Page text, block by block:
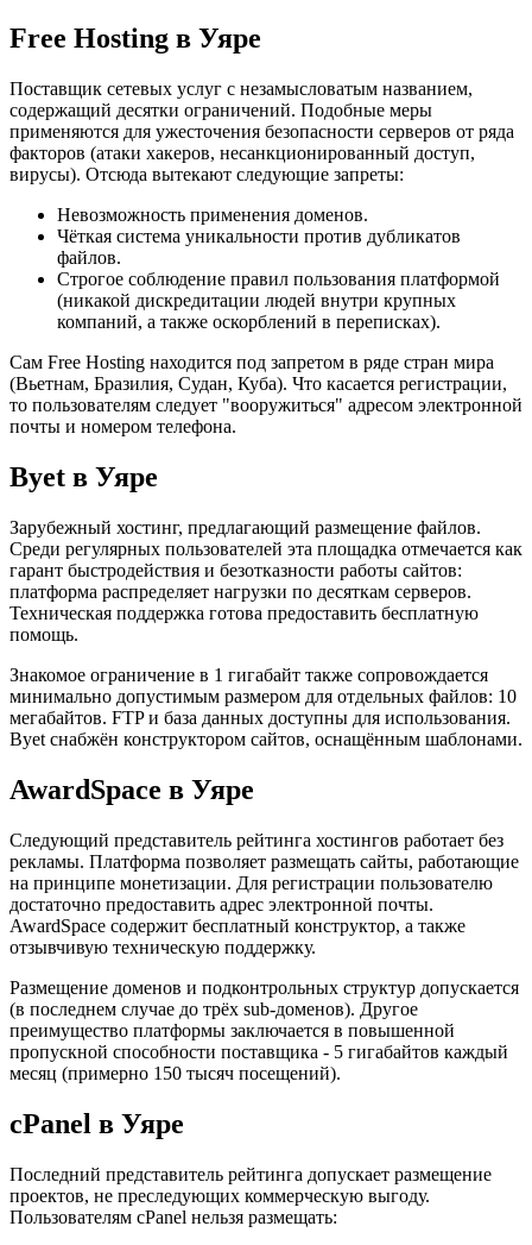
Free Hosting в Уяре
Поставщик сетевых услуг с незамысловатым названием,
содержащий десятки ограничений. Подобные меры
применяются для ужесточения безопасности серверов от ряда
факторов (атаки хакеров, несанкционированный доступ,
вирусы). Отсюда вытекают следующие запреты:
Невозможность применения доменов.
Чёткая система уникальности против дубликатов
файлов.
Строгое соблюдение правил пользования платформой
(никакой дискредитации людей внутри крупных
компаний, а также оскорблений в переписках).
Сам Free Hosting находится под запретом в ряде стран мира
(Вьетнам, Бразилия, Судан, Куба). Что касается регистрации,
то пользователям следует "вооружиться" адресом электронной
почты и номером телефона.
Byet в Уяре
Зарубежный хостинг, предлагающий размещение файлов.
Среди регулярных пользователей эта площадка отмечается как
гарант быстродействия и безотказности работы сайтов:
платформа распределяет нагрузки по десяткам серверов.
Техническая поддержка готова предоставить бесплатную
помощь.
Знакомое ограничение в 1 гигабайт также сопровождается
минимально допустимым размером для отдельных файлов: 10
мегабайтов. FTP и база данных доступны для использования.
Byet снабжён конструктором сайтов, оснащённым шаблонами.
AwardSpace в Уяре
Следующий представитель рейтинга хостингов работает без
рекламы. Платформа позволяет размещать сайты, работающие
на принципе монетизации. Для регистрации пользователю
достаточно предоставить адрес электронной почты.
AwardSpace содержит бесплатный конструктор, а также
отзывчивую техническую поддержку.
Размещение доменов и подконтрольных структур допускается
(в последнем случае до трёх sub-доменов). Другое
преимущество платформы заключается в повышенной
пропускной способности поставщика - 5 гигабайтов каждый
месяц (примерно 150 тысяч посещений).
cPanel в Уяре
Последний представитель рейтинга допускает размещение
проектов, не преследующих коммерческую выгоду.
Пользователям cPanel нельзя размещать: